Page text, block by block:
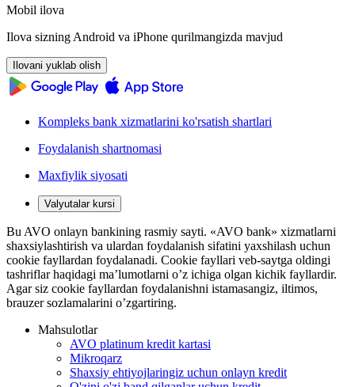
Mobil ilova
Ilova sizning Android va iPhone qurilmangizda mavjud
Ilovani yuklab olish
Kompleks bank xizmatlarini ko'rsatish shartlari
Foydalanish shartnomasi
Maxfiylik siyosati
Valyutalar kursi
Bu AVO onlayn bankining rasmiy sayti. «AVO bank» xizmatlarni
shaxsiylashtirish va ulardan foydalanish sifatini yaxshilash uchun
cookie fayllardan foydalanadi. Cookie fayllari veb-saytga oldingi
tashriflar haqidagi ma’lumotlarni o’z ichiga olgan kichik fayllardir.
Agar siz cookie fayllardan foydalanishni istamasangiz, iltimos,
brauzer sozlamalarini o’zgartiring.
Mahsulotlar
AVO platinum kredit kartasi
Mikroqarz
Shaxsiy ehtiyojlaringiz uchun onlayn kredit